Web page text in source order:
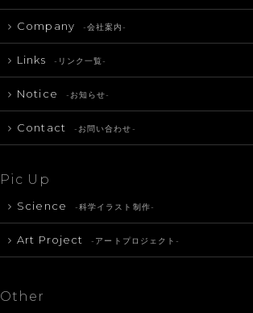
Company -会社案内-
Links -リンク一覧-
Notice -お知らせ-
Contact -お問い合わせ-
Pic Up
Science -科学イラスト制作-
Art Project -アートプロジェクト-
Other